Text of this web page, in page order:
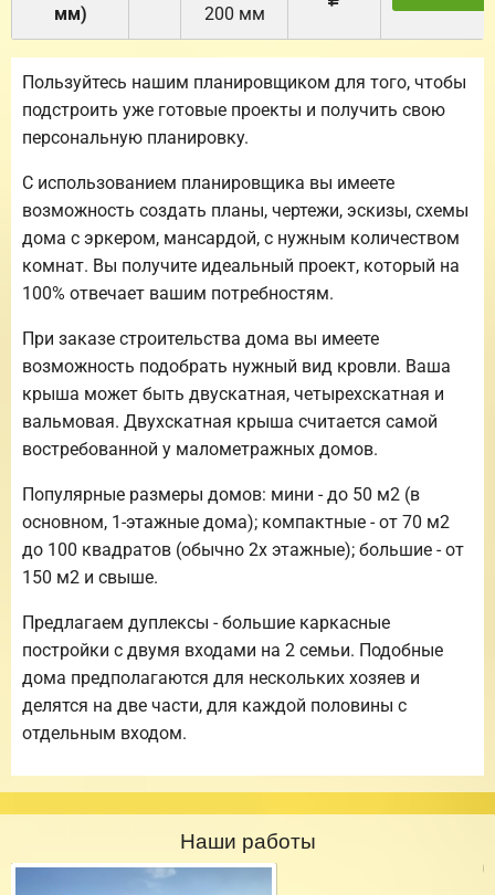
мм)
200 мм
Пользуйтесь нашим планировщиком для того, чтобы
подстроить уже готовые проекты и получить свою
персональную планировку.
С использованием планировщика вы имеете
возможность создать планы, чертежи, эскизы, схемы
дома с эркером, мансардой, с нужным количеством
комнат. Вы получите идеальный проект, который на
100% отвечает вашим потребностям.
При заказе строительства дома вы имеете
возможность подобрать нужный вид кровли. Ваша
крыша может быть двускатная, четырехскатная и
вальмовая. Двухскатная крыша считается самой
востребованной у малометражных домов.
Популярные размеры домов: мини - до 50 м2 (в
основном, 1-этажные дома); компактные - от 70 м2
до 100 квадратов (обычно 2х этажные); большие - от
150 м2 и свыше.
Предлагаем дуплексы - большие каркасные
постройки с двумя входами на 2 семьи. Подобные
дома предполагаются для нескольких хозяев и
делятся на две части, для каждой половины с
отдельным входом.
Наши работы